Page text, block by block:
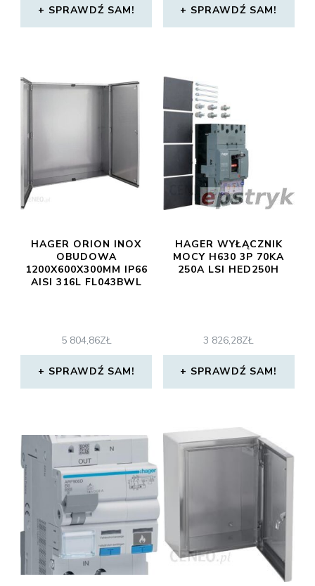
SPRAWDŹ SAM! SPRAWDŹ SAM!
HAGER ORION INOX
OBUDOWA
1200X600X300MM IP66
AISI 316L FL043BWL
5 804,86ZŁ
SPRAWDŹ SAM!
HAGER WYŁĄCZNIK
MOCY H630 3P 70KA
250A LSI HED250H
3 826,28ZŁ
SPRAWDŹ SAM!